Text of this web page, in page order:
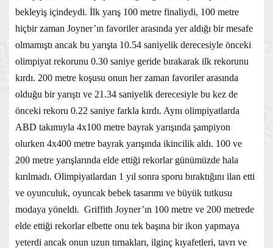
bekleyiş içindeydi. İlk yarış 100 metre finaliydi, 100 metre
hiçbir zaman Joyner’ın favoriler arasında yer aldığı bir mesafe
olmamıştı ancak bu yarışta 10.54 saniyelik derecesiyle önceki
olimpiyat rekorunu 0.30 saniye geride bırakarak ilk rekorunu
kırdı. 200 metre koşusu onun her zaman favoriler arasında
olduğu bir yarıştı ve 21.34 saniyelik derecesiyle bu kez de
önceki rekoru 0.22 saniye farkla kırdı. Aynı olimpiyatlarda
ABD takımıyla 4x100 metre bayrak yarışında şampiyon
olurken 4x400 metre bayrak yarışında ikincilik aldı. 100 ve
200 metre yarışlarında elde ettiği rekorlar günümüzde hala
kırılmadı. Olimpiyatlardan 1 yıl sonra sporu bıraktığını ilan etti
ve oyunculuk, oyuncak bebek tasarımı ve büyük tutkusu
modaya yöneldi. Griffith Joyner’ın 100 metre ve 200 metrede
elde ettiği rekorlar elbette onu tek başına bir ikon yapmaya
yeterdi ancak onun uzun tırnakları, ilginç kıyafetleri, tavrı ve